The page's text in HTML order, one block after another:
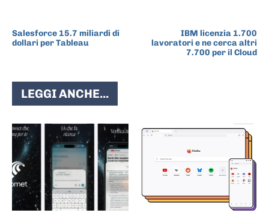
Salesforce 15.7 miliardi di
dollari per Tableau
IBM licenzia 1.700
lavoratori e ne cerca altri
7.700 per il Cloud
LEGGI ANCHE...